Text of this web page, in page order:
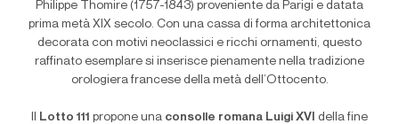
Philippe Thomire (1757-1843) proveniente da Parigi e datata
prima metà XIX secolo. Con una cassa di forma architettonica
decorata con motivi neoclassici e ricchi ornamenti, questo
raffinato esemplare si inserisce pienamente nella tradizione
orologiera francese della metà dell’Ottocento.
Lotto 111 propone una consolle romana Luigi XVI della fine